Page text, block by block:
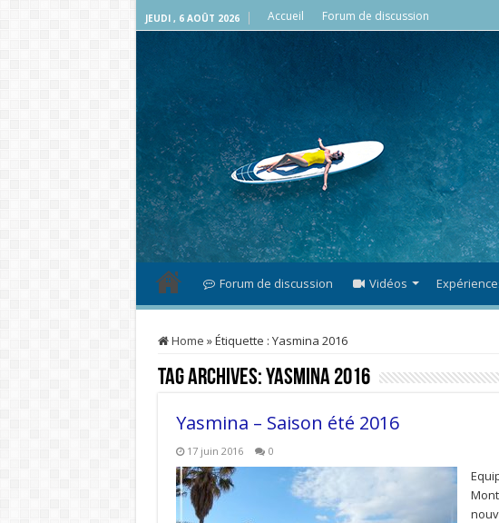
JEUDI , 6 AOÛT 2026 Accueil Forum de discussion
Forum de discussion Vidéos
Home »Étiquette : Yasmina 2016
Tag Archives:Yasmina 2016
Yasmina – Saison été 2016
17 juin 2016 0